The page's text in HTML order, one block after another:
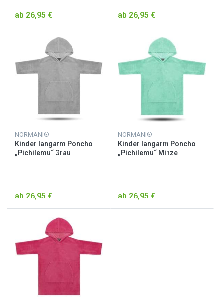
ab 26,95 € ab 26,95 €
NORMANI®
Kinder langarm Poncho
„Pichilemu“ Grau
ab 26,95 €
NORMANI®
Kinder langarm Poncho
„Pichilemu“ Minze
ab 26,95 €